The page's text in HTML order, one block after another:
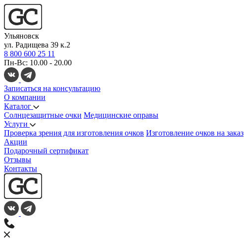
Ульяновск
ул. Радищева 39 к.2
8 800 600 25 11
Пн-Вс: 10.00 - 20.00
Записаться на консультацию
О компании
Каталог
Солнцезащитные очки Медицинские оправы
Услуги
Проверка зрения для изготовления очков Изготовление очков на заказ
Акции
Подарочный сертификат
Отзывы
Контакты